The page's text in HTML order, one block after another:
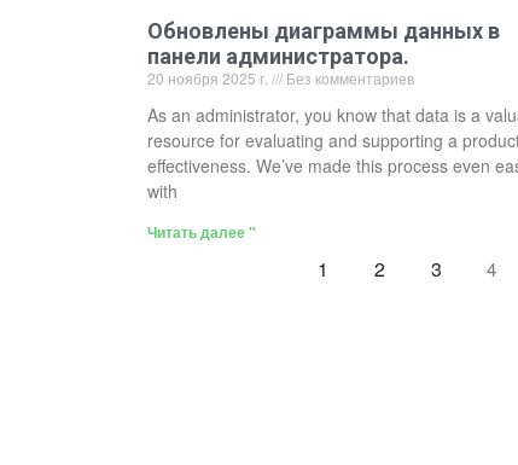
Обновлены диаграммы данных в
панели администратора.
20 ноября 2025 г. Без комментариев
As an administrator, you know that data is a
resource for evaluating and supporting a
effectiveness. We’ve made this process even
with
Читать далее "
1 2 3 4